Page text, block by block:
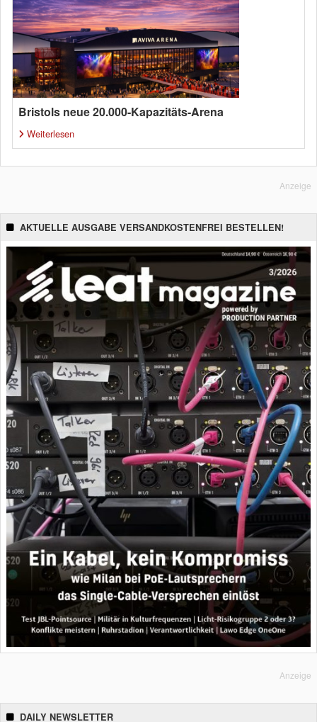
Bristols neue 20.000-Kapazitäts-Arena
Weiterlesen
Anzeige
AKTUELLE AUSGABE VERSANDKOSTENFREI BESTELLEN!
Anzeige
DAILY NEWSLETTER